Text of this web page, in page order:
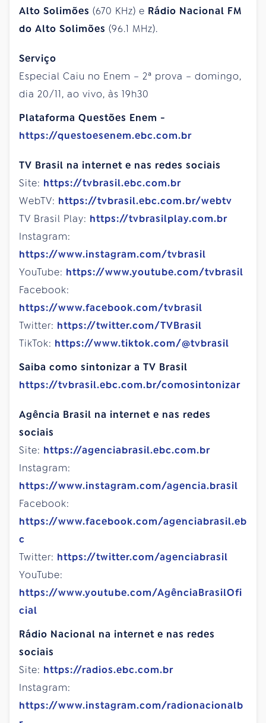
Alto Solimões (670 KHz) e Rádio Nacional FM
do Alto Solimões (96.1 MHz).
Serviço
Especial Caiu no Enem – 2ª prova – domingo,
dia 20/11, ao vivo, às 19h30
Plataforma Questões Enem -
https://questoesenem.ebc.com.br
TV Brasil na internet e nas redes sociais
Site: https://tvbrasil.ebc.com.br
WebTV: https://tvbrasil.ebc.com.br/webtv
TV Brasil Play: https://tvbrasilplay.com.br
Instagram:
https://www.instagram.com/tvbrasil
YouTube: https://www.youtube.com/tvbrasil
Facebook:
https://www.facebook.com/tvbrasil
Twitter: https://twitter.com/TVBrasil
TikTok: https://www.tiktok.com/@tvbrasil
Saiba como sintonizar a TV Brasil
https://tvbrasil.ebc.com.br/comosintonizar
Agência Brasil na internet e nas redes
sociais
Site: https://agenciabrasil.ebc.com.br
Instagram:
https://www.instagram.com/agencia.brasil
Facebook:
https://www.facebook.com/agenciabrasil.eb
c
Twitter: https://twitter.com/agenciabrasil
YouTube:
https://www.youtube.com/AgênciaBrasilOfi
cial
Rádio Nacional na internet e nas redes
sociais
Site: https://radios.ebc.com.br
Instagram:
https://www.instagram.com/radionacionalb